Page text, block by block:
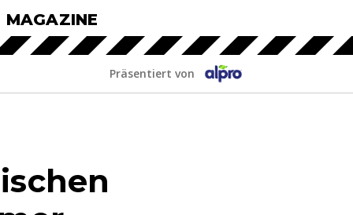
MAGAZINE
Präsentiert von